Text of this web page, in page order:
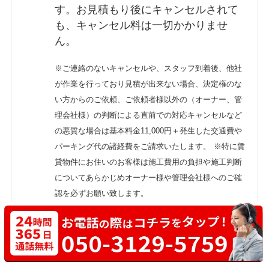
す。お見積もり後にキャンセルされて
も、キャンセル料は一切かかりませ
ん。
※ご連絡のないキャンセルや、スタッフ到着後、他社
が作業を行っており見積が出来ない場合、決定権のな
い方からのご依頼、ご依頼者様以外の（オーナー、管
理会社様）の判断による直前での対応キャンセルなど
の悪質な場合は基本料金11,000円＋発生した交通費や
パーキング代の諸経費をご請求いたします。
※特に賃
貸物件にお住いのお客様は施工費用の負担や施工判断
についてあらかじめオーナー様や管理会社様へのご確
認を必ずお願い致します。
薬剤は安全ですか？